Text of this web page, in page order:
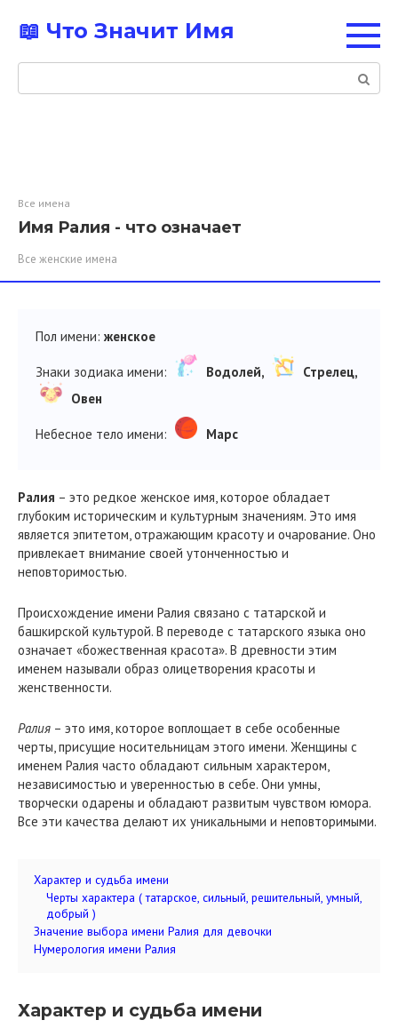
контенту
📖 Что Значит Имя
Поиск:
Все имена
Имя Ралия - что означает
Все женские имена
Пол имени: женское
Знаки зодиака имени: Водолей,
Стрелец,
Овен
Небесное тело имени: Марс
Ралия – это редкое женское имя, которое обладает
глубоким историческим и культурным значениям. Это имя
является эпитетом, отражающим красоту и очарование. Оно
привлекает внимание своей утонченностью и
неповторимостью.
Происхождение имени Ралия связано с татарской и
башкирской культурой. В переводе с татарского языка оно
означает «божественная красота». В древности этим
именем называли образ олицетворения красоты и
женственности.
Ралия – это имя, которое воплощает в себе особенные
черты, присущие носительницам этого имени. Женщины с
именем Ралия часто обладают сильным характером,
независимостью и уверенностью в себе. Они умны,
творчески одарены и обладают развитым чувством юмора.
Все эти качества делают их уникальными и неповторимыми.
Характер и судьба имени
Черты характера ( татарское, сильный, решительный, умный,
добрый )
Значение выбора имени Ралия для девочки
Нумерология имени Ралия
Характер и судьба имени